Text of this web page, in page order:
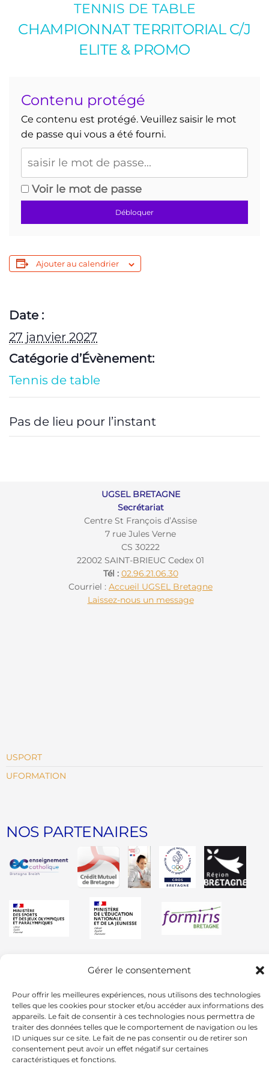
Gérer le consentement
Pour offrir les meilleures expériences, nous utilisons des technologies
telles que les cookies pour stocker et/ou accéder aux informations des
appareils. Le fait de consentir à ces technologies nous permettra de
traiter des données telles que le comportement de navigation ou les
ID uniques sur ce site. Le fait de ne pas consentir ou de retirer son
consentement peut avoir un effet négatif sur certaines
caractéristiques et fonctions.
TENNIS DE TABLE
CHAMPIONNAT TERRITORIAL C/J
ELITE & PROMO
Contenu protégé
Ce contenu est protégé. Veuillez saisir le mot
de passe qui vous a été fourni.
Voir le mot de passe
Débloquer
Ajouter au calendrier
Date :
27 janvier 2027
Catégorie d’Évènement:
Tennis de table
Pas de lieu pour l’instant
UGSEL BRETAGNE
Secrétariat
Centre St François d’Assise
7 rue Jules Verne
CS 30222
22002 SAINT-BRIEUC Cedex 01
Tél : 02.96.21.06.30
Courriel : Accueil UGSEL Bretagne
Laissez-nous un message
USPORT
UFORMATION
NOS PARTENAIRES